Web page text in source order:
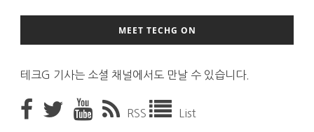
MEET TECHG ON
테크G 기사는 소셜 채널에서도 만날 수 있습니다.
RSS List